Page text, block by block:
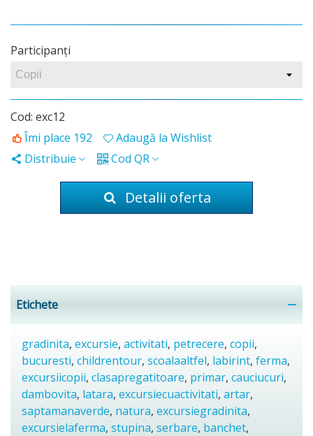
Participanţi
Cod: exc12
Îmi place 192
Adaugă la Wishlist
Distribuie
Cod QR
Detalii oferta
Etichete
gradinita, excursie, activitati, petrecere, copii,
bucuresti, childrentour, scoalaaltfel, labirint, ferma,
excursiicopii, clasapregatitoare, primar, cauciucuri,
dambovita, latara, excursiecuactivitati, artar,
saptamanaverde, natura, excursiegradinita,
excursielaferma, stupina, serbare, banchet,